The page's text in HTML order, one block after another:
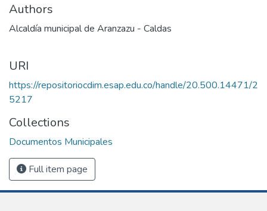
Authors
Alcaldía municipal de Aranzazu - Caldas
URI
https://repositoriocdim.esap.edu.co/handle/20.500.14471/2
5217
Collections
Documentos Municipales
Full item page